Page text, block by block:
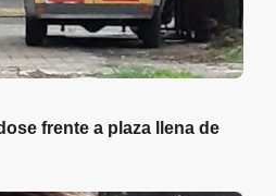
frente a plaza llena de